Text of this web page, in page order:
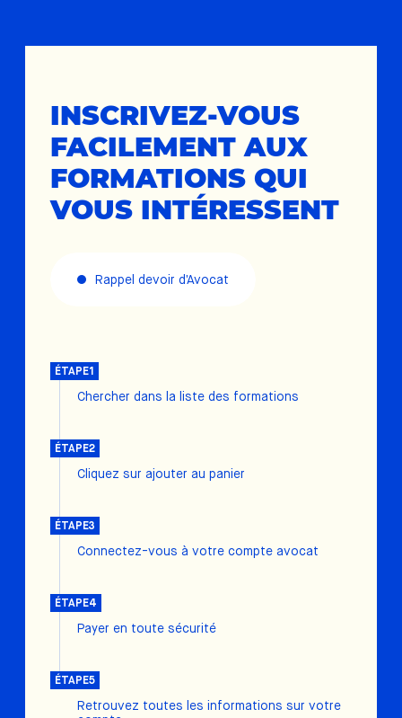
INSCRIVEZ-VOUS
FACILEMENT AUX
FORMATIONS QUI
VOUS INTÉRESSENT
Rappel devoir d’Avocat
ÉTAPE1
Chercher dans la liste des formations
ÉTAPE2
Cliquez sur ajouter au panier
ÉTAPE3
Connectez-vous à votre compte avocat
ÉTAPE4
Payer en toute sécurité
ÉTAPE5
Retrouvez toutes les informations sur votre